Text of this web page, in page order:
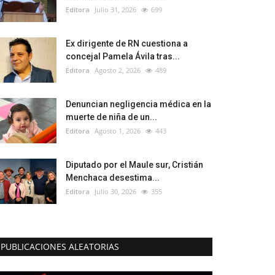
Editora Julio 31, 2026 699
Ex dirigente de RN cuestiona a
concejal Pamela Ávila tras...
Editora Agosto 2, 2026 489
Denuncian negligencia médica en la
muerte de niña de un...
Editora Agosto 1, 2026 443
Diputado por el Maule sur, Cristián
Menchaca desestima...
Editora Julio 30, 2026 355
PUBLICACIONES ALEATORIAS